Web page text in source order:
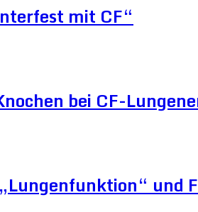
mit CF“
bei CF-
und